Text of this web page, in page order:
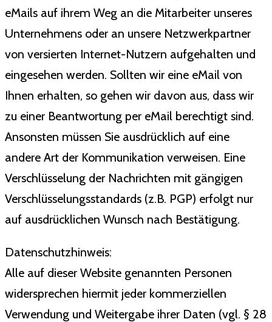
eMails auf ihrem Weg an die Mitarbeiter unseres
Unternehmens oder an unsere Netzwerkpartner
von versierten Internet-Nutzern aufgehalten und
eingesehen werden. Sollten wir eine eMail von
Ihnen erhalten, so gehen wir davon aus, dass wir
zu einer Beantwortung per eMail berechtigt sind.
Ansonsten müssen Sie ausdrücklich auf eine
andere Art der Kommunikation verweisen. Eine
Verschlüsselung der Nachrichten mit gängigen
Verschlüsselungsstandards (z.B. PGP) erfolgt nur
auf ausdrücklichen Wunsch nach Bestätigung.
Datenschutzhinweis:
Alle auf dieser Website genannten Personen
widersprechen hiermit jeder kommerziellen
Verwendung und Weitergabe ihrer Daten (vgl. § 28